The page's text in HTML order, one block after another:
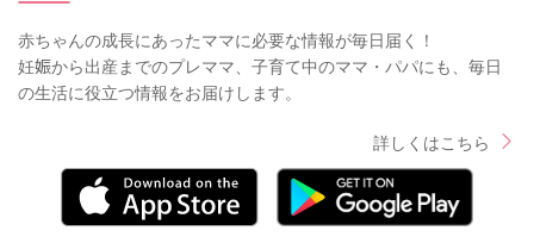
赤ちゃんの成長にあったママに必要な情報が毎日届く！
妊娠から出産までのプレママ、子育て中のママ・パパにも、毎日
の生活に役立つ情報をお届けします。
詳しくはこちら